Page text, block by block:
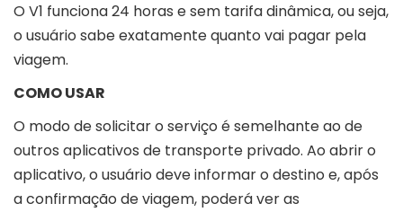
O V1 funciona 24 horas e sem tarifa dinâmica, ou seja,
o usuário sabe exatamente quanto vai pagar pela
viagem.
COMO USAR
O modo de solicitar o serviço é semelhante ao de
outros aplicativos de transporte privado. Ao abrir o
aplicativo, o usuário deve informar o destino e, após
a confirmação de viagem, poderá ver as